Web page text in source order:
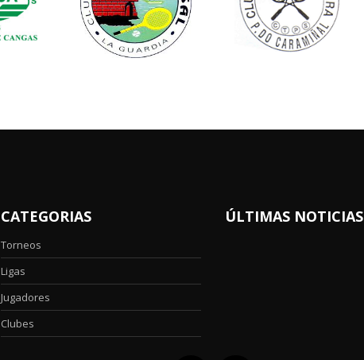
CATEGORIAS
Torneos
Ligas
Jugadores
Clubes
ÚLTIMAS NOTICIAS